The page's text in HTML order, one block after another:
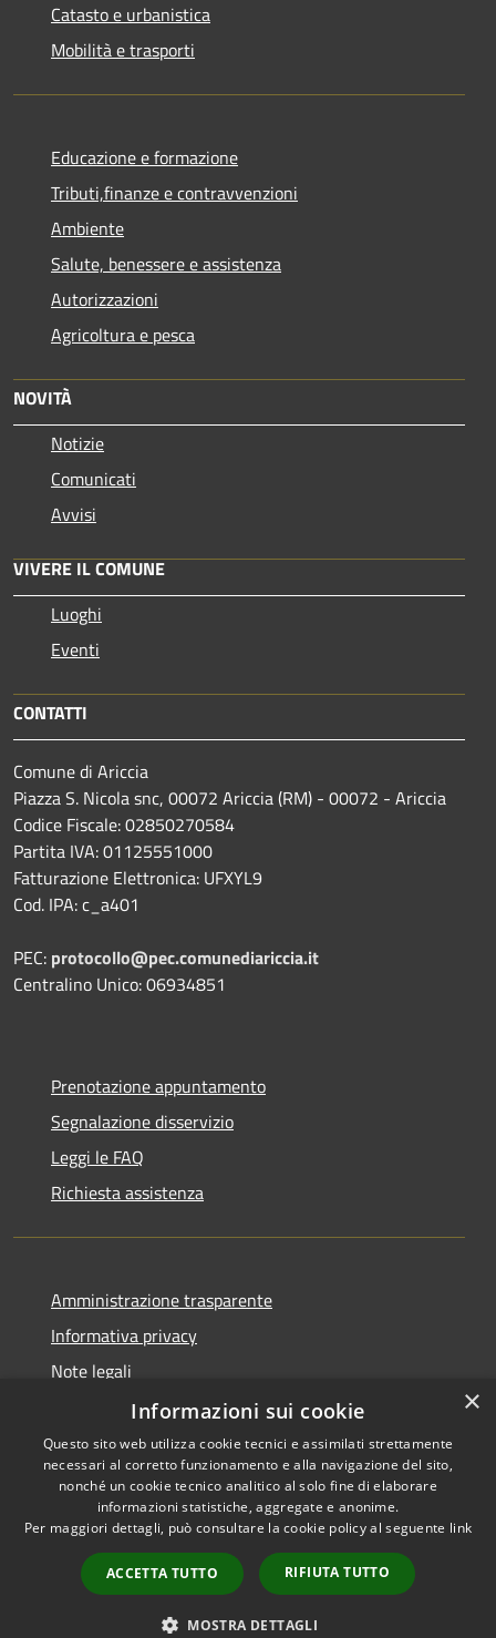
Catasto e urbanistica
Mobilità e trasporti
Educazione e formazione
Tributi,finanze e contravvenzioni
Ambiente
Salute, benessere e assistenza
Autorizzazioni
Agricoltura e pesca
NOVITÀ
Notizie
Comunicati
Avvisi
VIVERE IL COMUNE
Luoghi
Eventi
CONTATTI
Comune di Ariccia
Piazza S. Nicola snc, 00072 Ariccia (RM) - 00072 - Ariccia
Codice Fiscale: 02850270584
Partita IVA: 01125551000
Fatturazione Elettronica: UFXYL9
Cod. IPA: c_a401
PEC: protocollo@pec.comunediariccia.it
Centralino Unico: 06934851
Prenotazione appuntamento
Segnalazione disservizio
Leggi le FAQ
Richiesta assistenza
Amministrazione trasparente
Informativa privacy
Note legali
Dichiarazione di accessibilità
RSS
Accessibilità
Copyright © 2026 • Comune di
Municipium•
Accesso
redazione
×
Informazioni sui cookie
Questo sito web utilizza cookie tecnici e assimilati strettamente
necessari al corretto funzionamento e alla navigazione del sito,
nonché un cookie tecnico analitico al solo fine di elaborare
informazioni statistiche, aggregate e anonime.
Per maggiori dettagli, può consultare la cookie policy al seguente link
ACCETTA TUTTO RIFIUTA TUTTO
MOSTRA DETTAGLI